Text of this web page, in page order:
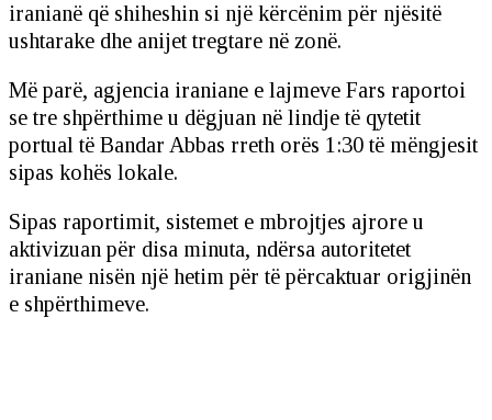
iranianë që shiheshin si një kërcënim për njësitë
ushtarake dhe anijet tregtare në zonë.
Më parë, agjencia iraniane e lajmeve Fars raportoi
se tre shpërthime u dëgjuan në lindje të qytetit
portual të Bandar Abbas rreth orës 1:30 të mëngjesit
sipas kohës lokale.
Sipas raportimit, sistemet e mbrojtjes ajrore u
aktivizuan për disa minuta, ndërsa autoritetet
iraniane nisën një hetim për të përcaktuar origjinën
e shpërthimeve.